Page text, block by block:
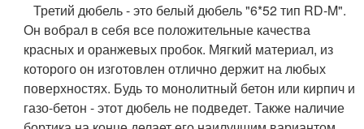
Третий дюбель - это белый дюбель "6*52 тип RD-M".
Он вобрал в себя все положительные качества
красных и оранжевых пробок. Мягкий материал, из
которого он изготовлен отлично держит на любых
поверхностях. Будь то монолитный бетон или кирпич и
газо-бетон - этот дюбель не подведет. Также наличие